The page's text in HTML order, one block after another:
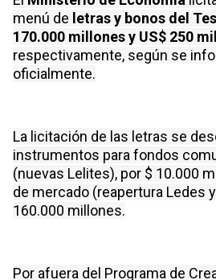
menú de letras y bonos del
170.000 millones y US$ 250
respectivamente, según se
oficialmente.
La licitación de las letras se
instrumentos para fondos
(nuevas Lelites), por $ 10.000
de mercado (reapertura Ledes
160.000 millones.
Por afuera del Programa de